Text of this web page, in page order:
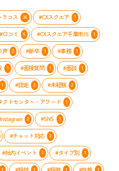
イ
ル
完
全
ガ
イ
ト
ー
リ
ー」
ラコス 36 #CXスクエア 7
#口コミ 6 #CXスクエア千葉市川 1
声 2 #新卒 1 #事務 1
1 #面接質問 1 #面談 1
1 #認定 3 #未経験 2
クトセンター・アワード 1
2 #SNS 1
#チャット対応 3
#社内イベント 1 #タイプ別 1
1 #特技 1 #特徴 1 #性格 1